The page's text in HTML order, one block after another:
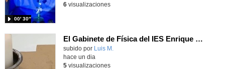
00′ 30″
6visualizaciones
El Gabinete de Física del IES Enrique Tierno Galván de Parla (Curso 25-26)
Contenido educativo.
subido por Luis M.
hace un dia
5visualizaciones